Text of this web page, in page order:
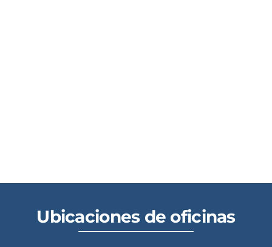
Ubicaciones de oficinas